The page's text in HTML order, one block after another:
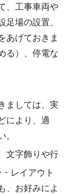
、工事車両や
場の設置、
あげておきま
る）、停電な
ましては、実
により、適
文字飾りや行
レイアウト
、お好みによ